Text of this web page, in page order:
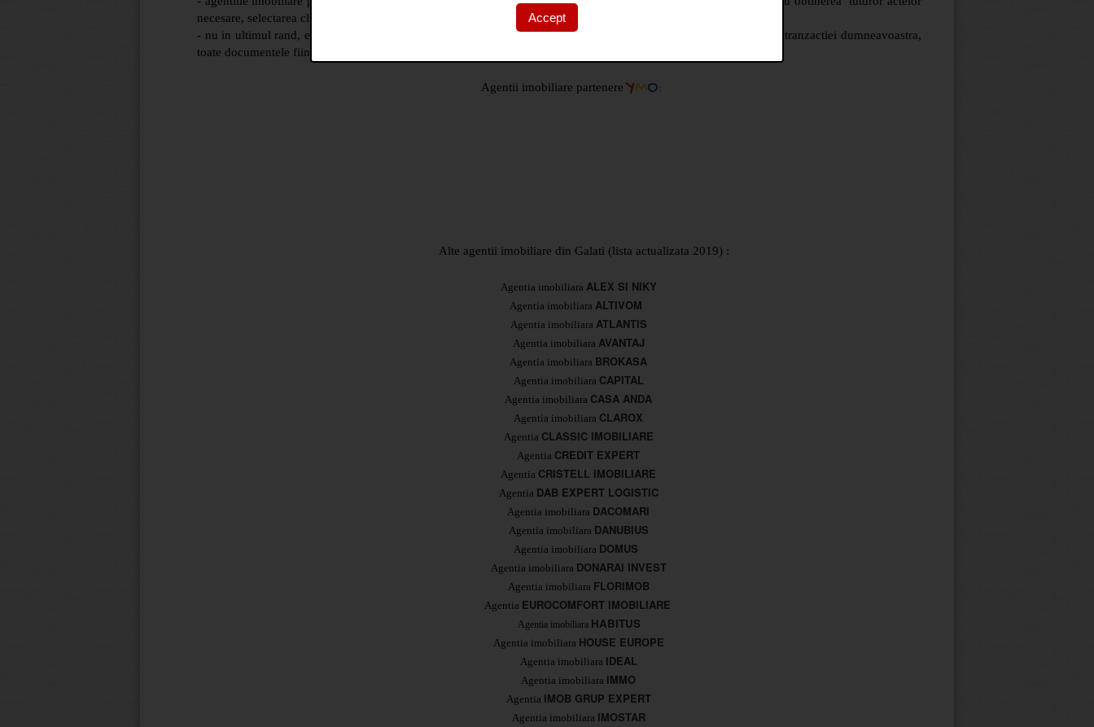
necesare, selectarea clientilor, etc
- nu in ultimul rand, experienta partenerilor nostri in domeniul imobiliarelor reprezinta o garantie pentru siguranta tranzactiei dumneavoastra,
toate documentele fiind verificate de catre agentul imobiliar
Agentii imobiliare partenereYMO:
Alte agentii imobiliare din Galati (lista actualizata 2019) :
Agentia imobiliara ALEX SI NIKY
Agentia imobiliara ALTIVOM
Agentia imobiliara ATLANTIS
Agentia imobiliara AVANTAJ
Agentia imobiliara BROKASA
Agentia imobiliara CAPITAL
Agentia imobiliara CASA ANDA
Agentia imobiliara CLAROX
Agentia CLASSIC IMOBILIARE
Agentia CREDIT EXPERT
Agentia CRISTELL IMOBILIARE
Agentia DAB EXPERTLOGISTIC
Agentia imobiliara DACOMARI
Agentia imobiliara DANUBIUS
Agentia imobiliara DOMUS
Agentia imobiliara DONARAI INVEST
Agentia imobiliara FLORIMOB
Agentia EUROCOMFORT IMOBILIARE
Agentia imobiliara HABITUS
Agentia imobiliara HOUSE EUROPE
Agentia imobiliara IDEAL
Agentia imobiliara IMMO
Agentia IMOB GRUP EXPERT
Agentia imobiliara IMOSTAR
Accept